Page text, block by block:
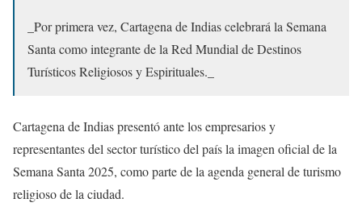
_Por primera vez, Cartagena de Indias celebrará la Semana
Santa como integrante de la Red Mundial de Destinos
Turísticos Religiosos y Espirituales._
Cartagena de Indias presentó ante los empresarios y
representantes del sector turístico del país la imagen oficial de la
Semana Santa 2025, como parte de la agenda general de turismo
religioso de la ciudad.